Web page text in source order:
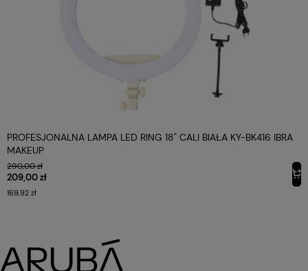
PROFESJONALNA LAMPA LED RING 18" CALI BIAŁA KY-BK416 IBRA
MAKEUP
290,00 zł
209,00 zł
169,92 zł